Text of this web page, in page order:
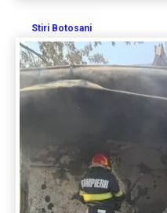
Stiri Botosani